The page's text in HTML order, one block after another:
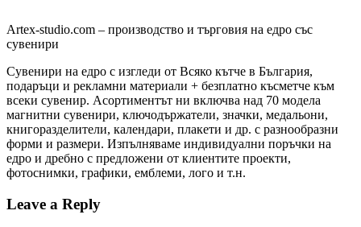
Artex-studio.com – производство и търговия на едро със
сувенири
Сувенири на едро с изгледи от Всяко кътче в България,
подаръци и рекламни материали + безплатно късметче към
всеки сувенир. Асортиментът ни включва над 70 модела
магнитни сувенири, ключодържатели, значки, медальони,
книгоразделители, календари, плакети и др. с разнообразни
форми и размери. Изпълняваме индивидуални поръчки на
едро и дребно с предложени от клиентите проекти,
фотоснимки, графики, емблеми, лого и т.н.
Leave a Reply